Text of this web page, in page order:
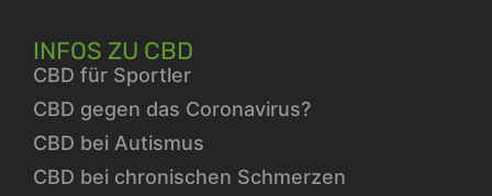
INFOS ZU CBD
CBD für Sportler
CBD gegen das Coronavirus?
CBD bei Autismus
CBD bei chronischen Schmerzen